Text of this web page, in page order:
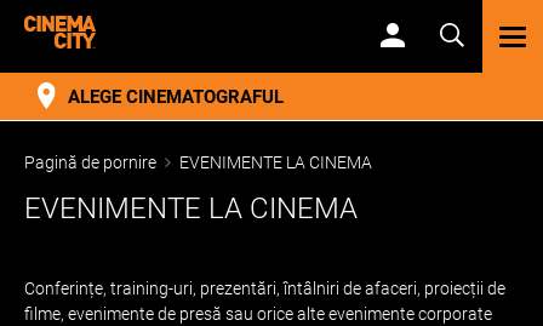
ALEGE CINEMATOGRAFUL
Pagină de pornire EVENIMENTE LA CINEMA
EVENIMENTE LA CINEMA
Conferințe, training-uri, prezentări, întâlniri de afaceri, proiecții de
filme, evenimente de presă sau orice alte evenimente corporate